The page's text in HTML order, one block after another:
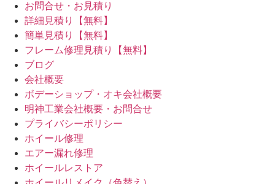
お問合せ・お見積り
詳細見積り【無料】
簡単見積り【無料】
フレーム修理見積り【無料】
ブログ
会社概要
ボデーショップ・オキ会社概要
明神工業会社概要・お問合せ
プライバシーポリシー
ホイール修理
エアー漏れ修理
ホイールレストア